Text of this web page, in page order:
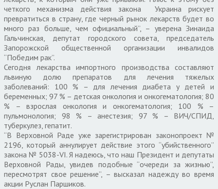
четкого механизма действия закона Украина рискует
превратиться в страну, где черный рынок лекарств будет во
много раз больше, чем официальный”, – уверена Зинаида
Гальчинская, депутат городского совета, председатель
Запорожской общественной организации инвалидов
“Победим рак”.
Сегодня лекарства импортного производства составляют
львиную долю препаратов для лечения тяжелых
заболеваний: 100 % – для лечения диабета у детей и
беременных; 97 % – детская онкология и онкогематология; 80
% – взрослая онкология и онкогематология; 100 % –
пульмонология; 98 % – анестезия; 97 % – ВИЧ/СПИД,
туберкулез, гепатит.
“В Верховной Раде уже зарегистрирован законопроект №
2196, который аннулирует действие этого “убийственного”
закона № 5038-VI. Я надеюсь, что наш Президент и депутаты
Верховной Рады, увидев подобные “очереди за жизнью”,
пересмотрят свое решение”, – высказал надежду во время
акции Руслан Паршиков.